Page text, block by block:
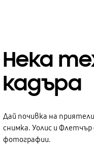
Нека
кадъра
Дай почивка на
снимка. Уолис и
фотографии.